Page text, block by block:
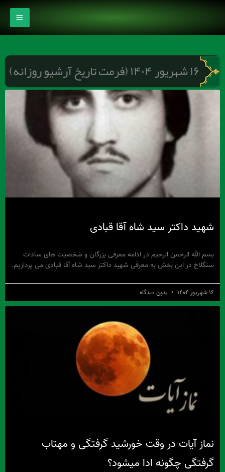
محتوا
۱۶ شهریور ۱۴۰۴ (فرمت تاریخ آرشیو روزانه)
شهید داکتر سید شاه آقا قبادی
بسم الله الرحمن الرحیم در ادامه معرفی بزرگان و شخصیت های سادات
سنگلاخ در این بخش به معرفی شهید داکتر سید شاه آقا قبادی می پردازیم.
۱۶ شهریور ۱۴۰۴ بدون دیدگاه
نماز آیات در وقت خورشید گرفتگی و مهتاب
گرفتگی چگونه ادا میشود؟